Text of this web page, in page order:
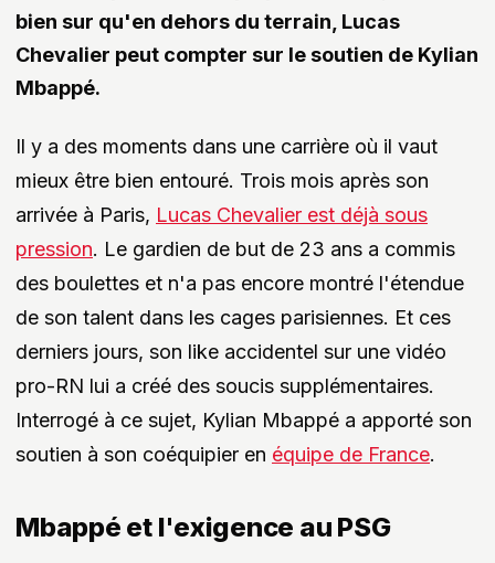
bien sur qu'en dehors du terrain, Lucas
Chevalier peut compter sur le soutien de Kylian
Mbappé.
Il y a des moments dans une carrière où il vaut
mieux être bien entouré. Trois mois après son
arrivée à Paris, Lucas Chevalier est déjà sous
pression. Le gardien de but de 23 ans a commis
des boulettes et n'a pas encore montré l'étendue
de son talent dans les cages parisiennes. Et ces
derniers jours, son like accidentel sur une vidéo
pro-RN lui a créé des soucis supplémentaires.
Interrogé à ce sujet, Kylian Mbappé a apporté son
soutien à son coéquipier en équipe de France.
Mbappé et l'exigence au PSG